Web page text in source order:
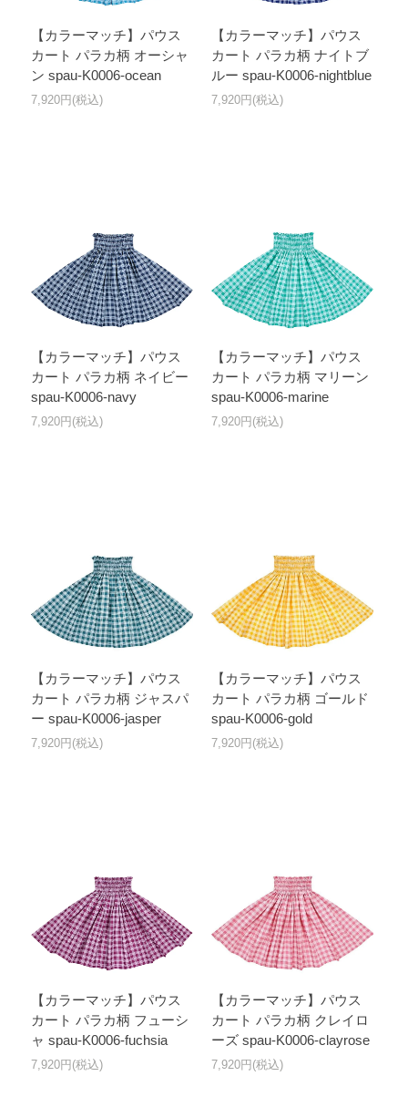
【カラーマッチ】パウス
カート パラカ柄 オーシャ
ン spau-K0006-ocean
7,920円(税込)
【カラーマッチ】パウス
カート パラカ柄 ナイトブ
ルー spau-K0006-nightblue
7,920円(税込)
【カラーマッチ】パウス
カート パラカ柄 ネイビー
spau-K0006-navy
7,920円(税込)
【カラーマッチ】パウス
カート パラカ柄 マリーン
spau-K0006-marine
7,920円(税込)
【カラーマッチ】パウス
カート パラカ柄 ジャスパ
ー spau-K0006-jasper
7,920円(税込)
【カラーマッチ】パウス
カート パラカ柄 ゴールド
spau-K0006-gold
7,920円(税込)
【カラーマッチ】パウス
カート パラカ柄 フューシ
ャ spau-K0006-fuchsia
7,920円(税込)
【カラーマッチ】パウス
カート パラカ柄 クレイロ
ーズ spau-K0006-clayrose
7,920円(税込)